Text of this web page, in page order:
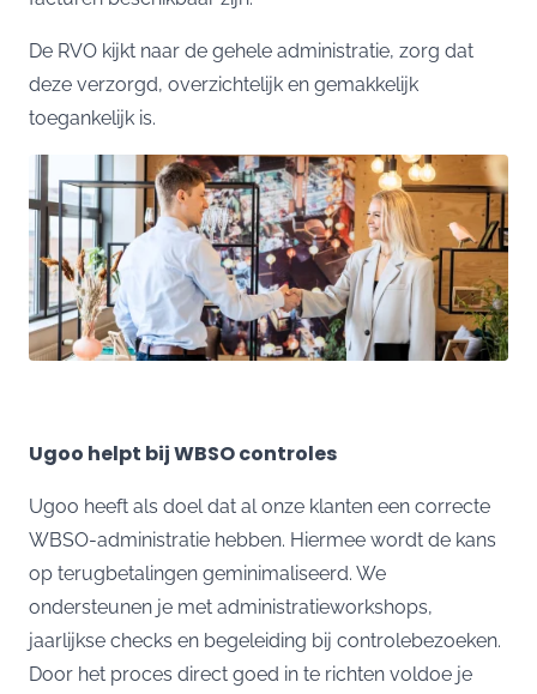
De RVO kijkt naar de gehele administratie, zorg dat
deze verzorgd, overzichtelijk en gemakkelijk
toegankelijk is.
Ugoo helpt bij WBSO controles
Ugoo heeft als doel dat al onze klanten een correcte
WBSO-administratie hebben. Hiermee wordt de kans
op terugbetalingen geminimaliseerd. We
ondersteunen je met administratieworkshops,
jaarlijkse checks en begeleiding bij controlebezoeken.
Door het proces direct goed in te richten voldoe je